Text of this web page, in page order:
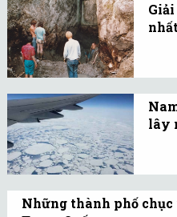
lây
Những thành phố